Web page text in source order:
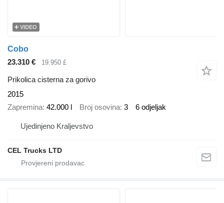
VIDEO
Cobo
23.310 €
19.950 £
Prikolica cisterna za gorivo
2015
Zapremina 42.000 l Broj osovina 3 6 odjeljak
Ujedinjeno Kraljevstvo
CEL Trucks LTD